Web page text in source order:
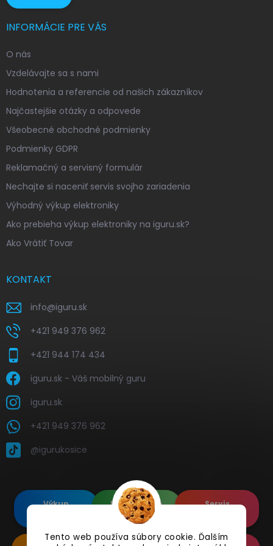
Tento web používa súbory cookie. Ďalším
INFORMÁCIE PRE VÁS
O nás
Vzdelávajte sa s nami
Hodnotenia a referencie od našich zákazníkov
Najčastejšie otázky a odpovede
Všeobecné obchodné podmienky
Podmienky GDPR
Reklamačný a servisný formulár
Nechajte si naceniť servis svojho zariadenia
Výhodný výkup elektroniky
Ako prebieha výkup elektroniky na iguru.sk?
Ako Vrátiť Tovar
KONTAKT
info@iguru.sk
+421 949 376 962
+421 944 174 434
iguru.sk - Váš mobilný guru
iguru.sk
+421 949 376 962
@igurukosice
Výkup
Renovované
Apple's
Servis